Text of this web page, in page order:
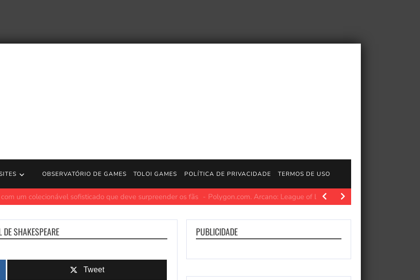
OBSERVATÓRIO DE GAMES TOLOI GAMES POLÍTICA DE PRIVACIDADE TERMOS DE USO
e mais 8 jogos que realmente recompensam paciência e precisão Polygon.com. Quando alguém se senta para jogar um
SHAKESPEARE
Tweet
PUBLICIDADE